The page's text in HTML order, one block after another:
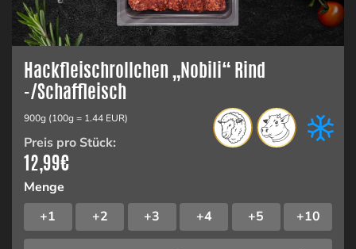
Hackfleischrollchen „Nobili“ Rind
-/Schaffleisch
900g (100g = 1.44 EUR)
Preis pro Stück:
12,99€
Menge
+1
+2 +3 +4 +5 +10